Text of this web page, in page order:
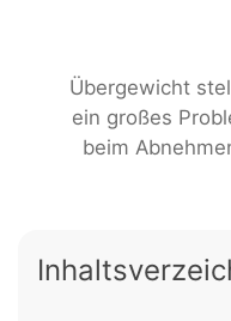
Übergewicht
ein großes
beim